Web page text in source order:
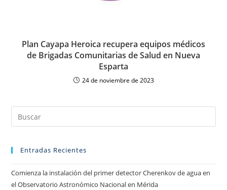
Plan Cayapa Heroica recupera equipos médicos
de Brigadas Comunitarias de Salud en Nueva
Esparta
24 de noviembre de 2023
Entradas Recientes
Comienza la instalación del primer detector Cherenkov de agua en
el Observatorio Astronómico Nacional en Mérida